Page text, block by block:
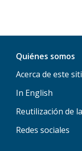
Quiénes somos
Acerca de este
In English
Reutilización de
Redes sociales